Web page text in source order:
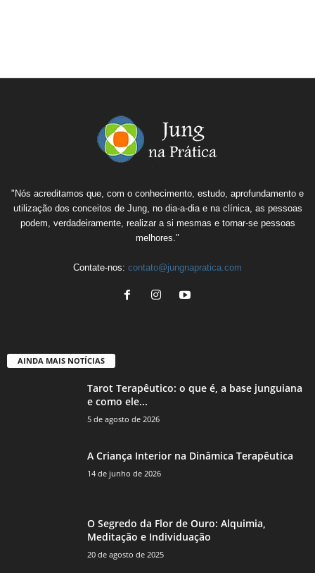
"Nós acreditamos que, com o conhecimento, estudo, aprofundamento e
utilização dos conceitos de Jung, no dia-a-dia e na clínica, as pessoas
podem, verdadeiramente, realizar a si mesmas e tornar-se pessoas
melhores."
Contate-nos: contato@jungnapratica.com
AINDA MAIS NOTÍCIAS
Tarot Terapêutico: o que é, a base junguiana
e como ele...
5 de agosto de 2026
A Criança Interior na Dinâmica Terapêutica
14 de junho de 2026
O Segredo da Flor de Ouro: Alquimia,
Meditação e Individuação
20 de agosto de 2025